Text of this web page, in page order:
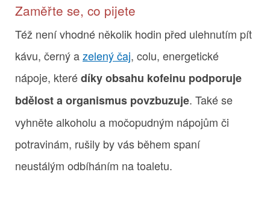
Zaměřte se, co pijete
Též není vhodné několik hodin před ulehnutím pít
kávu, černý azelený čaj, colu, energetické
nápoje, kterédíky obsahu kofeinu podporuje
bdělost a organismus povzbuzuje. Také se
vyhněte alkoholu a močopudným nápojům či
potravinám, rušily by vás během spaní
neustálým odbíháním na toaletu.